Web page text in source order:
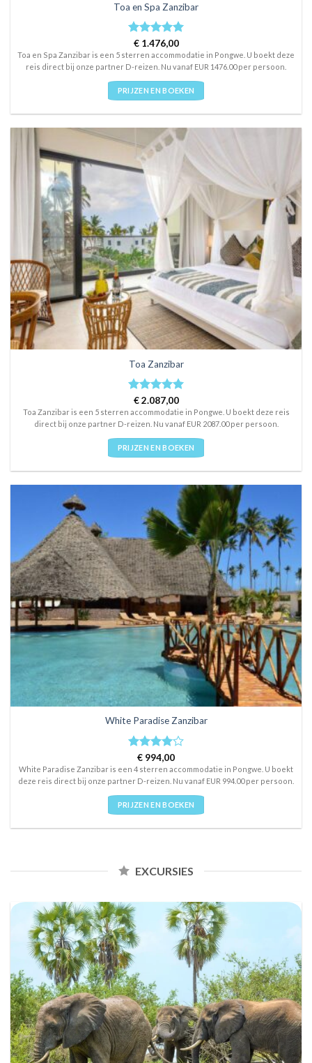
Toa en Spa Zanzibar
Rated5
out of 5
€1.476,00
Toa en Spa Zanzibar is een 5 sterren accommodatie in Pongwe. U boekt deze
reis direct bij onze partner D-reizen. Nu vanaf EUR 1476.00 per persoon.
PRIJZEN EN BOEKEN
Toa Zanzibar
Rated5
out of 5
€2.087,00
Toa Zanzibar is een 5 sterren accommodatie in Pongwe. U boekt deze reis
direct bij onze partner D-reizen. Nu vanaf EUR 2087.00 per persoon.
PRIJZEN EN BOEKEN
White Paradise Zanzibar
Rated4
out of 5
€ 994,00
White Paradise Zanzibar is een 4 sterren accommodatie in Pongwe. U boekt
deze reis direct bij onze partner D-reizen. Nu vanaf EUR 994.00 per persoon.
PRIJZEN EN BOEKEN
EXCURSIES